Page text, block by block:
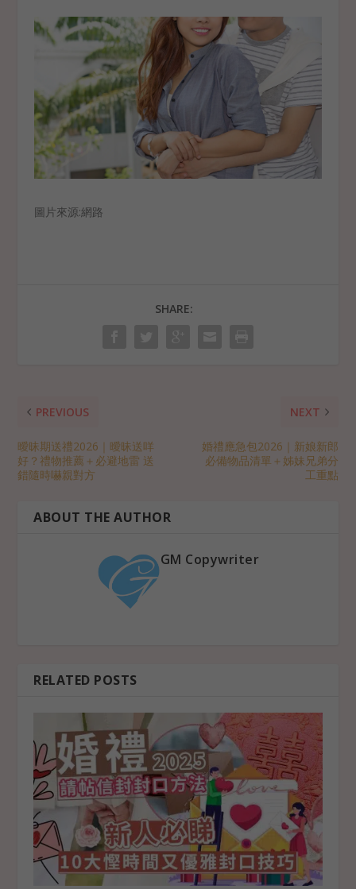
圖片來源:網路
SHARE:
PREVIOUS
曖昧期送禮2026｜曖昧送咩
好？禮物推薦＋必避地雷 送
錯隨時嚇親對方
NEXT
婚禮應急包2026｜新娘新郎
必備物品清單＋姊妹兄弟分
工重點
ABOUT THE AUTHOR
GM Copywriter
RELATED POSTS